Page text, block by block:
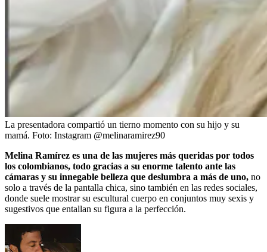
La presentadora compartió un tierno momento con su hijo y su
mamá. Foto: Instagram @melinaramirez90
Melina Ramírez es una de las mujeres más queridas por todos
los colombianos, todo gracias a su enorme talento ante las
cámaras y su innegable belleza que deslumbra a más de uno, no
solo a través de la pantalla chica, sino también en las redes sociales,
donde suele mostrar su escultural cuerpo en conjuntos muy sexis y
sugestivos que entallan su figura a la perfección.